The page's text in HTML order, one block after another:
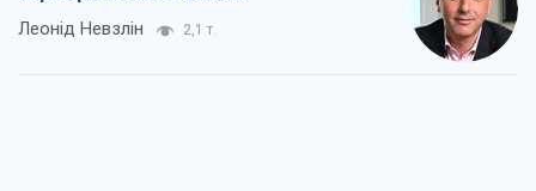
Леонід Невзлін 2,1 т.